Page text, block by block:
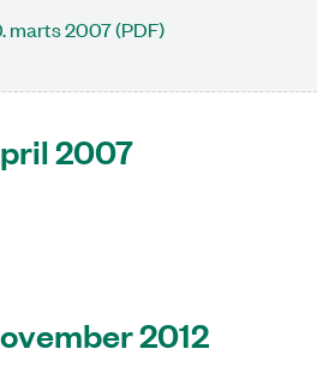
marts 2007 (PDF)
2007
2012